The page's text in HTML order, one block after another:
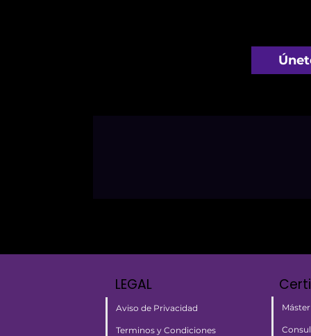
Aviso de Privacidad
Terminos y Condiciones
LEGAL